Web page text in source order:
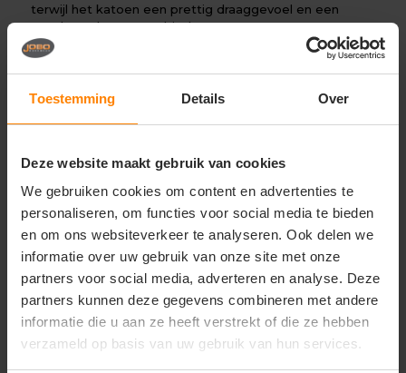
Toestemming Details Over
Deze website maakt gebruik van cookies
We gebruiken cookies om content en advertenties te
personaliseren, om functies voor social media te bieden
en om ons websiteverkeer te analyseren. Ook delen we
informatie over uw gebruik van onze site met onze
partners voor social media, adverteren en analyse. Deze
partners kunnen deze gegevens combineren met andere
informatie die u aan ze heeft verstrekt of die ze hebben
verzameld op basis van uw gebruik van hun services.
terwijl het katoen een prettig draaggevoel en een
goede vochtopname biedt.
De comfortabele pasvorm zorgt voor optimale
bewegingsvrijheid tijdens uiteenlopende
werkzaamheden. Dankzij het tijdloze ontwerp is de
broek eenvoudig te combineren met andere
werkkleding en geschikt voor zowel praktische als
Door de combinatie van stevigheid, comfort en
functionaliteit is de Mascot Broek (20339) een
uitstekende keuze voor dagelijks professioneel gebruik.
Perfect voor
Bouw en installatie
Technische dienstverlening
Logistiek en transport
Onderhoud en service
Industrie